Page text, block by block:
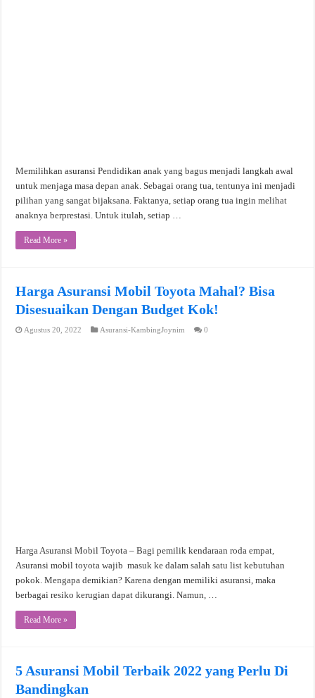
Memilihkan asuransi Pendidikan anak yang bagus menjadi langkah awal
untuk menjaga masa depan anak. Sebagai orang tua, tentunya ini menjadi
pilihan yang sangat bijaksana. Faktanya, setiap orang tua ingin melihat
anaknya berprestasi. Untuk itulah, setiap …
Read More »
Harga Asuransi Mobil Toyota Mahal? Bisa
Disesuaikan Dengan Budget Kok!
Agustus 20, 2022 Asuransi-KambingJoynim 0
Harga Asuransi Mobil Toyota – Bagi pemilik kendaraan roda empat,
Asuransi mobil toyota wajib masuk ke dalam salah satu list kebutuhan
pokok. Mengapa demikian? Karena dengan memiliki asuransi, maka
berbagai resiko kerugian dapat dikurangi. Namun, …
Read More »
5 Asuransi Mobil Terbaik 2022 yang Perlu Di
Bandingkan